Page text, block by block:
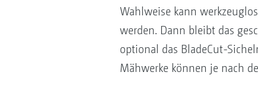
Wahlweise kann
werden. Dann bleibt das
optional das BladeCut-
Mähwerke können je nach